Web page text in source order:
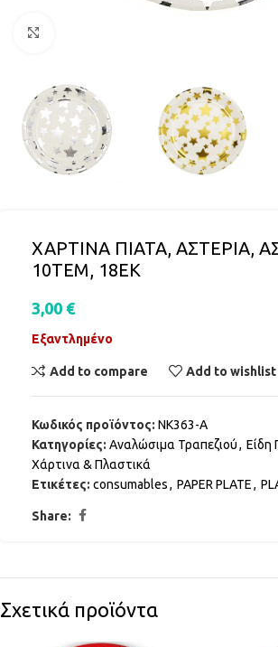
ΧΑΡΤΙΝΑ ΠΙΑΤΑ, ΑΣΤΕΡΙΑ,
10ΤΕΜ, 18ΕΚ
3,00 €
Εξαντλημένο
Add to compare Add to wishlist
Κωδικός προϊόντος: ΝΚ363-Α
Κατηγορίες: Αναλώσιμα Τραπεζιού, Είδη
Χάρτινα & Πλαστικά
Ετικέτες: consumables, PAPER PLATE,
Share:
Σχετικά προϊόντα